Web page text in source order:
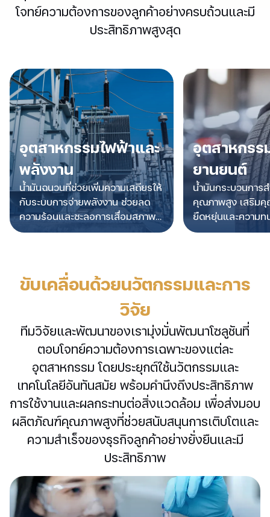
โจทย์ความต้องการของลูกค้าอย่างครบถ้วนและมี
ประสิทธิภาพสูงสุด
อุตสาหกรรมไฟฟ้าและ
พลังงาน
น้ำมันฉนวนที่ช่วยเพิ่มความเสถียรให้
กับระบบการจ่ายพลังงาน ช่วยลด
ความร้อนและชะลอการเสื่อมสภาพ
ของอุปกรณ์ เพื่อประสิทธิภาพการใช้
อุตสาหกรร
ยานยนต์
น้ำมันกระบวนการ
คุณภาพสูง เสริม
ยืดหยุ่นและความท
อุตสาหกรรมผลิต
ขับเคลื่อนด้วยนวัตกรรมและการ
วิจัย
ทีมวิจัยและพัฒนาของเรามุ่งมั่นพัฒนาโซลูชันที่
ตอบโจทย์ความต้องการเฉพาะของแต่ละ
อุตสาหกรรม โดยประยุกต์ใช้นวัตกรรมและ
เทคโนโลยีอันทันสมัย พร้อมคำนึงถึงประสิทธิภาพ
การใช้งานและผลกระทบต่อสิ่งแวดล้อม เพื่อส่งมอบ
ผลิตภัณฑ์คุณภาพสูงที่ช่วยสนับสนุนการเติบโตและ
ความสำเร็จของธุรกิจลูกค้าอย่างยั่งยืนและมี
ประสิทธิภาพ